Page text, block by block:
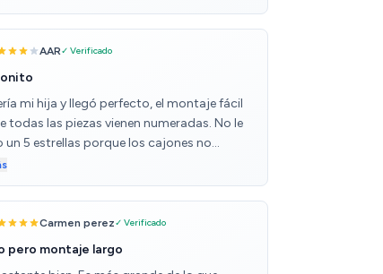
que corresponde. Así que gracias a eso
fácil de montar y todo iba encajando
Así que sin duda vulvere a comprar a este
AAR✓ Verificado
mi hija y llegó perfecto, el montaje fácil
todas las piezas vienen numeradas. No le
un 5 estrellas porque los cajones no
totalmente perfectos
Carmen perez✓ Verificado
pero montaje largo